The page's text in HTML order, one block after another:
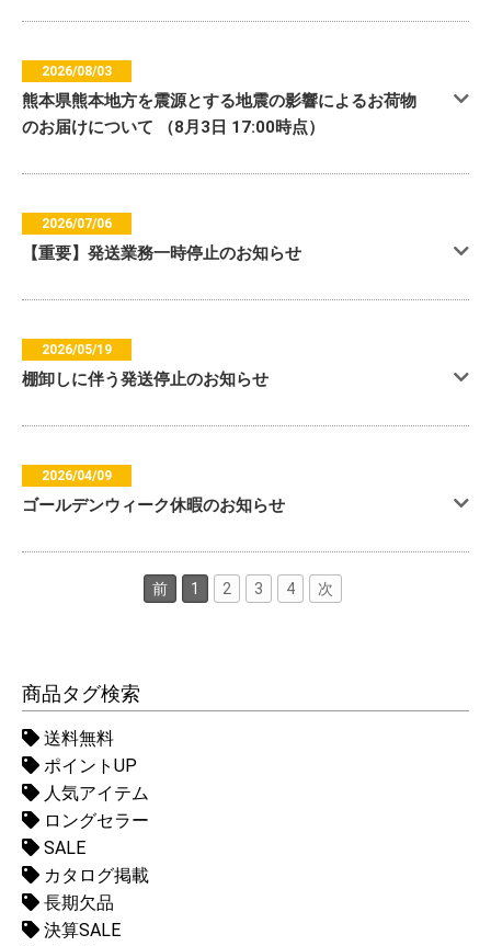
2026/08/03
熊本県熊本地方を震源とする地震の影響によるお荷物
のお届けについて （8月3日 17:00時点）
2026/07/06
【重要】発送業務一時停止のお知らせ
2026/05/19
棚卸しに伴う発送停止のお知らせ
2026/04/09
ゴールデンウィーク休暇のお知らせ
前 1 2 3 4 次
商品タグ検索
送料無料
ポイントUP
人気アイテム
ロングセラー
SALE
カタログ掲載
長期欠品
決算SALE